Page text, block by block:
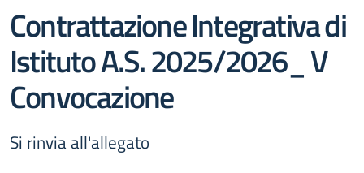
Contrattazione Integrativa di
Istituto A.S. 2025/2026_ V
Convocazione
Si rinvia all'allegato